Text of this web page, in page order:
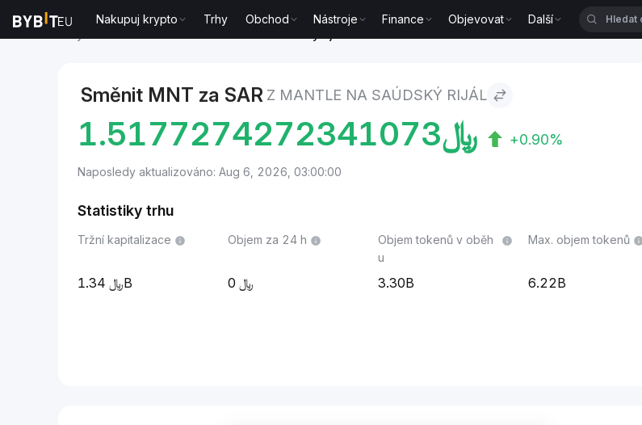
Nakupuj krypto Trhy Obchod Nástroje Finance Objevovat Další
Směnit MNT za SAR Z MANTLE NA SAÚDSKÝ RIJÁL
﷼1.5177274272341073 +0.90%
Naposledy aktualizováno: Aug 6, 2026, 03:00:00
Statistiky trhu
Tržní kapitalizace
1.34B
Objem za 24 h
0
Objem tokenů v oběh
u
3.30B
Max. objem tokenů
6.22B